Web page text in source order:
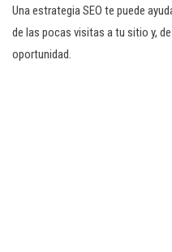
Una estrategia SEO te puede
de las pocas visitas a tu sitio y,
oportunidad.